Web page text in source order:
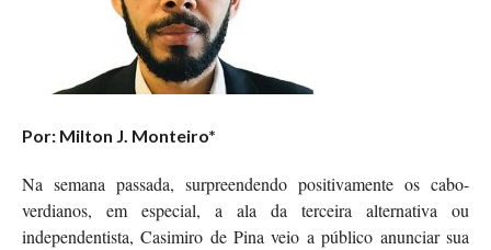
Por: Milton J. Monteiro*
Na semana passada, surpreendendo positivamente os cabo-
verdianos, em especial, a ala da terceira alternativa ou
independentista, Casimiro de Pina veio a público anunciar sua